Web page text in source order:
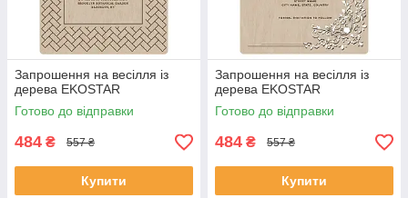
Запрошення на весілля із
дерева EKOSTAR
Готово до відправки
484 ₴ 557 ₴
Купити
Запрошення на весілля із
дерева EKOSTAR
Готово до відправки
484 ₴ 557 ₴
Купити